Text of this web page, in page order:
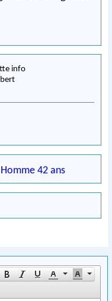
info
Homme 42 ans